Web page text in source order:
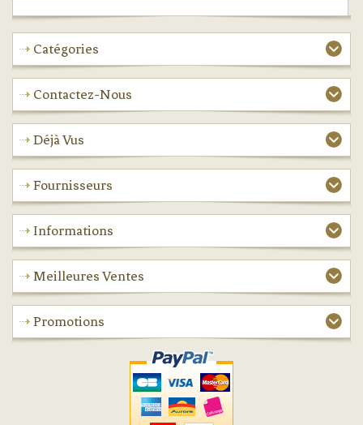
Catégories
Contactez-Nous
Déjà Vus
Fournisseurs
Informations
Meilleures Ventes
Promotions